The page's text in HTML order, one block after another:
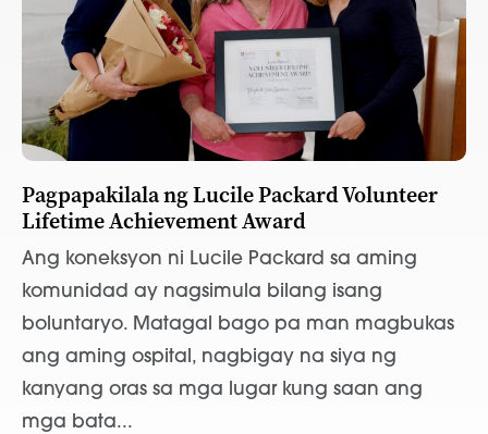
Pagpapakilala ng Lucile Packard Volunteer
Lifetime Achievement Award
Ang koneksyon ni Lucile Packard sa aming
komunidad ay nagsimula bilang isang
boluntaryo. Matagal bago pa man magbukas
ang aming ospital, nagbigay na siya ng
kanyang oras sa mga lugar kung saan ang
mga bata...